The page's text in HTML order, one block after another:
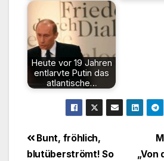
Heute vor 19 Jahren
entlarvte Putin das
atlantische…
„Von
Bunt, fröhlich,
blutüberströmt! So